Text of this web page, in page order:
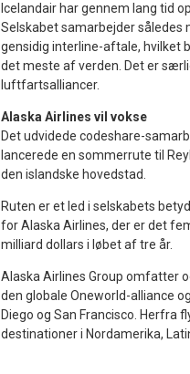
Icelandair har gennem lang tid
Selskabet samarbejder således
gensidig interline-aftale, hvilket
det meste af verden. Det er
luftfartsalliancer.
Alaska Airlines vil vokse
Det udvidede codeshare-
lancerede en sommerrute til
den islandske hovedstad.
Ruten er et led i selskabets
for Alaska Airlines, der er det
milliard dollars i løbet af tre år.
Alaska Airlines Group omfatter
den globale Oneworld-alliance
Diego og San Francisco. Herfra
destinationer i Nordamerika,